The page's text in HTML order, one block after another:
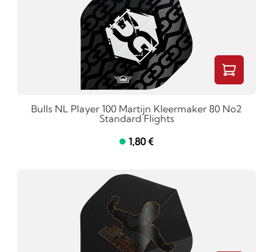
Bulls NL Player 100 Martijn Kleermaker 80 No2
Standard Flights
1,80 €